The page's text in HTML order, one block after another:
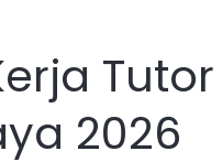
2026